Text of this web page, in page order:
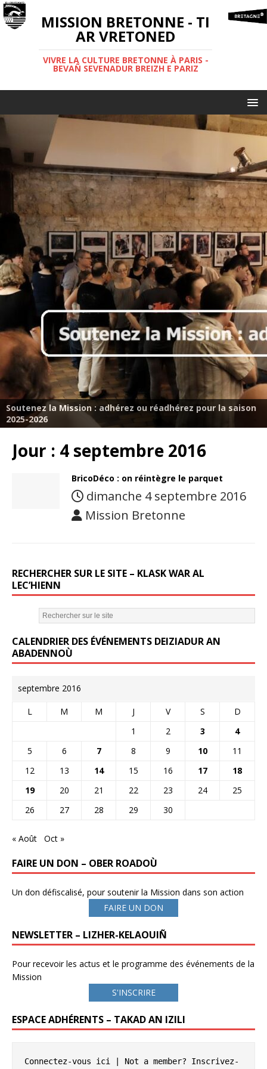
MISSION BRETONNE - TI
AR VRETONED
VIVRE LA CULTURE BRETONNE À PARIS -
BEVAÑ SEVENADUR BREIZH E PARIZ
Soutenez la Mission : adhérez ou réadhérez pour la saison
2025-2026
Jour : 4 septembre 2016
BricoDéco : on réintègre le parquet
dimanche 4 septembre 2016
Mission Bretonne
RECHERCHER SUR LE SITE – KLASK WAR AL
LEC’HIENN
CALENDRIER DES ÉVÉNEMENTS DEIZIADUR AN
ABADENNOÙ
septembre 2016
L M M J V S
D
1
2 3
4
5
6 7 8 9 10
11
12
13 14 15 16 17
18
19
20 21 22 23 24
25
26
27 28 29 30
« Août Oct »
FAIRE UN DON – OBER ROADOÙ
Un don défiscalisé, pour soutenir la Mission dans son action
FAIRE UN DON
NEWSLETTER – LIZHER-KELAOUIÑ
Pour recevoir les actus et le programme des événements de la
Mission
S'INSCRIRE
ESPACE ADHÉRENTS – TAKAD AN IZILI
Connectez-vous ici | Not a member? Inscrivez-